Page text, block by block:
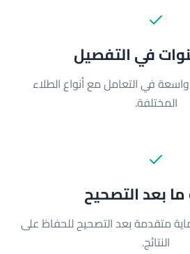
في التفصيل
في التعامل مع أنواع الطلاء
المختلفة.
بعد التصحيح
متقدمة بعد التصحيح للحفاظ على
النتائج.